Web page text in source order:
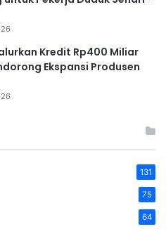
Kredit Rp400 Miliar
Ekspansi Produsen
131
75
64